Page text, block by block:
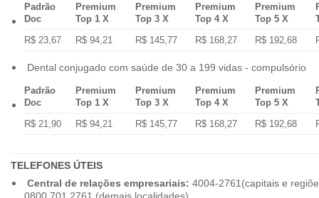
Padrão
Doc
Premium
Top 1 X
Premium
Top 3 X
Premium
Top 4 X
Premium
Top 5 X
R$ 23,67
R$ 94,21 R$ 145,77 R$ 168,27 R$ 192,68
Dental conjugado com saúde de 30 a 199 vidas - compulsório
Padrão
Doc
Premium
Top 1 X
Premium
Top 3 X
Premium
Top 4 X
Premium
Top 5 X
R$ 21,90
R$ 94,21 R$ 145,77 R$ 168,27 R$ 192,68
TELEFONES ÚTEIS
Central de relações empresariais: 4004-2761(capitais e
0800.701 2761 (demais localidades)